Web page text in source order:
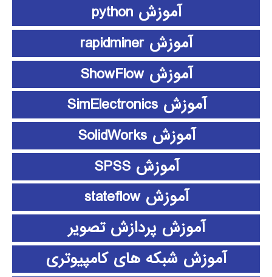
آموزش python
آموزش rapidminer
آموزش ShowFlow
آموزش SimElectronics
آموزش SolidWorks
آموزش SPSS
آموزش stateflow
آموزش پردازش تصویر
آموزش شبکه های کامپیوتری